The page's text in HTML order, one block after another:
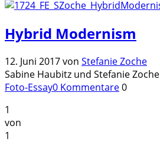
Hybrid Modernism
12. Juni 2017von Stefanie Zoche
Sabine Haubitz und Stefanie Zoche
Foto-Essay0 Kommentare0
1
von
1